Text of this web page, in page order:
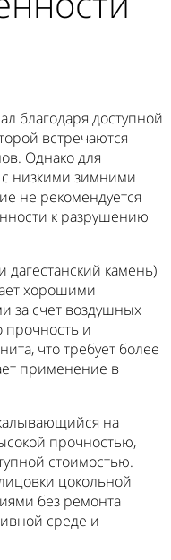
благодаря доступной
встречаются
Однако для
низкими зимними
не рекомендуется
к разрушению
дагестанский камень)
хорошими
за счет воздушных
прочность и
что требует более
применение в
на
прочностью,
стоимостью.
цокольной
без ремонта
среде и